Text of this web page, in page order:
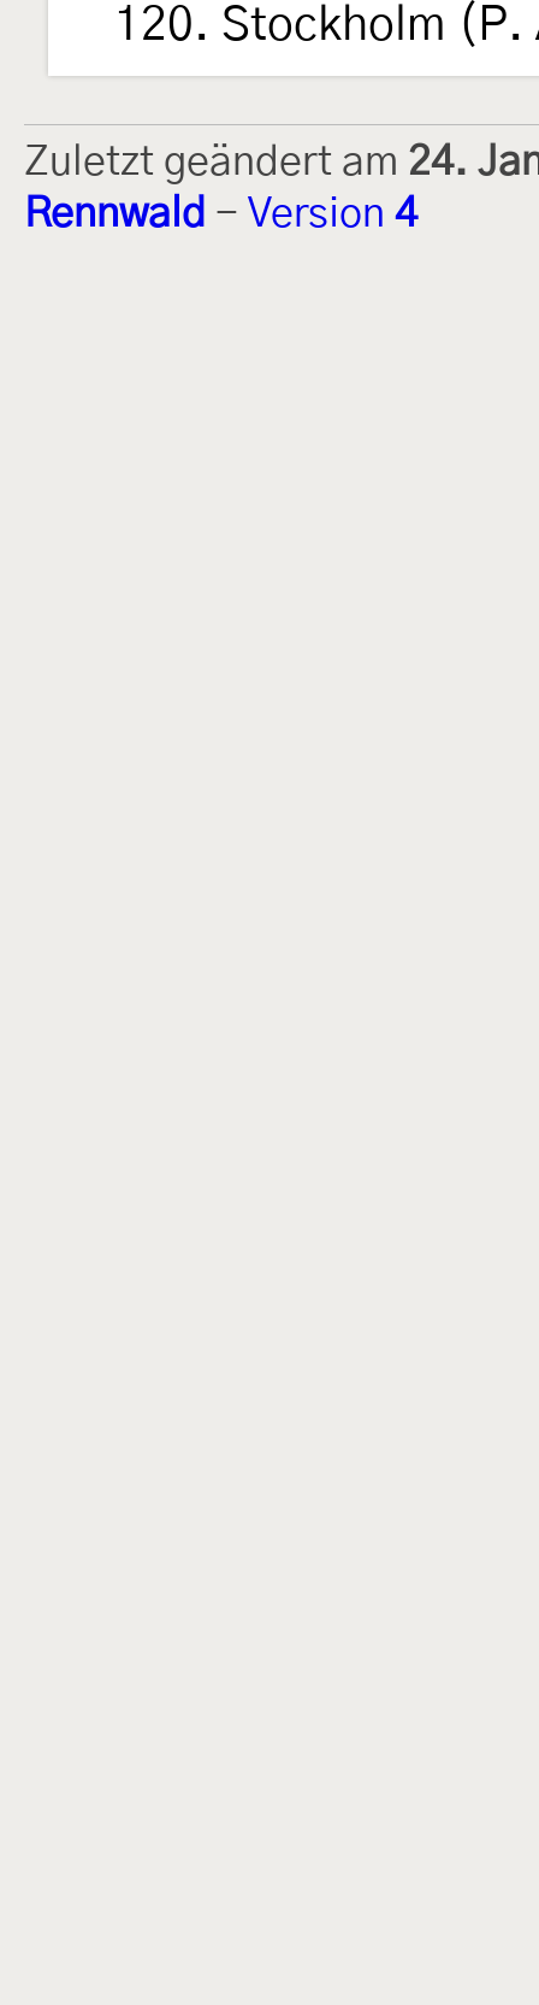
120. Stockholm
Zuletzt geändert am 24.
Rennwald - Version 4